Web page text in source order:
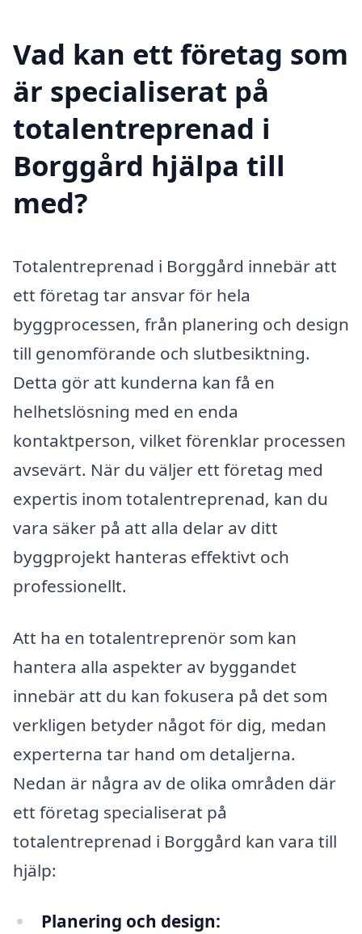
Vad kan ett företag som
är specialiserat på
totalentreprenad i
Borggård hjälpa till
med?
Totalentreprenad i Borggård innebär att
ett företag tar ansvar för hela
byggprocessen, från planering och design
till genomförande och slutbesiktning.
Detta gör att kunderna kan få en
helhetslösning med en enda
kontaktperson, vilket förenklar processen
avsevärt. När du väljer ett företag med
expertis inom totalentreprenad, kan du
vara säker på att alla delar av ditt
byggprojekt hanteras effektivt och
professionellt.
Att ha en totalentreprenör som kan
hantera alla aspekter av byggandet
innebär att du kan fokusera på det som
verkligen betyder något för dig, medan
experterna tar hand om detaljerna.
Nedan är några av de olika områden där
ett företag specialiserat på
totalentreprenad i Borggård kan vara till
hjälp:
Planering och design: